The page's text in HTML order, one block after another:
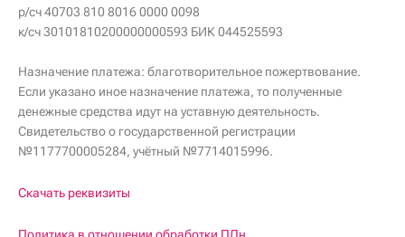
р/сч 40703 810 8016 0000 0098
к/сч 30101810200000000593 БИК 044525593
Назначение платежа: благотворительное пожертвование.
Если указано иное назначение платежа, то полученные
денежные средства идут на уставную деятельность.
Свидетельство о государственной регистрации
№1177700005284, учётный №7714015996.
Скачать реквизиты
Политика в отношении обработки ПДн